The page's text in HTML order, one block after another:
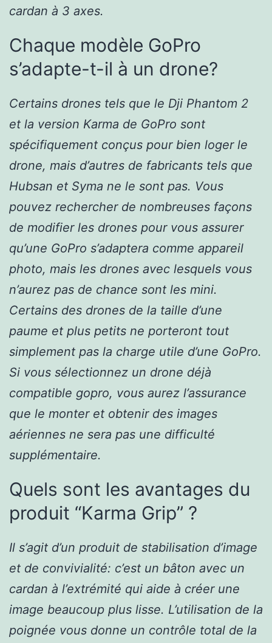
cardan à 3 axes.
Chaque modèle GoPro
s’adapte-t-il à un drone?
Certains drones tels que le Dji Phantom 2
et la version Karma de GoPro sont
spécifiquement conçus pour bien loger le
drone, mais d’autres de fabricants tels que
Hubsan et Syma ne le sont pas. Vous
pouvez rechercher de nombreuses façons
de modifier les drones pour vous assurer
qu’une GoPro s’adaptera comme appareil
photo, mais les drones avec lesquels vous
n’aurez pas de chance sont les mini.
Certains des drones de la taille d’une
paume et plus petits ne porteront tout
simplement pas la charge utile d’une GoPro.
Si vous sélectionnez un drone déjà
compatible gopro, vous aurez l’assurance
que le monter et obtenir des images
aériennes ne sera pas une difficulté
supplémentaire.
Quels sont les avantages du
produit “Karma Grip” ?
Il s’agit d’un produit de stabilisation d’image
et de convivialité: c’est un bâton avec un
cardan à l’extrémité qui aide à créer une
image beaucoup plus lisse. L’utilisation de la
poignée vous donne un contrôle total de la